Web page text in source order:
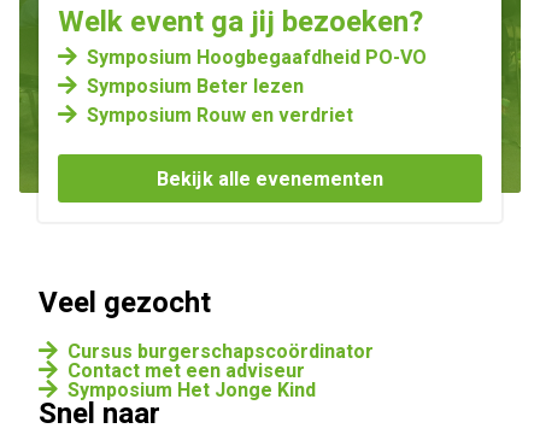
Welk event ga jij bezoeken?
Symposium Hoogbegaafdheid PO-VO
Symposium Beter lezen
Symposium Rouw en verdriet
Bekijk alle evenementen
Veel gezocht
Cursus burgerschapscoördinator
Contact met een adviseur
Symposium Het Jonge Kind
Snel naar